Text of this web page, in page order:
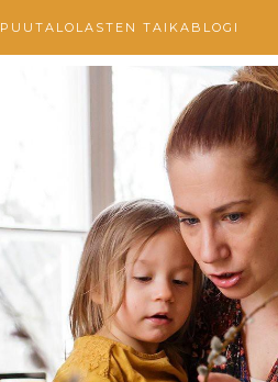
PUUTALOLASTEN TAIKABLOGI